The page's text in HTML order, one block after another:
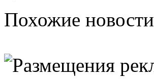
Похожие новости